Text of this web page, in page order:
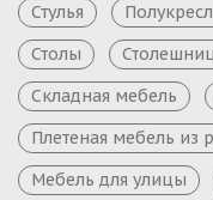
Стулья
Столы
Складная мебель
Плетеная мебель из
Мебель для улицы